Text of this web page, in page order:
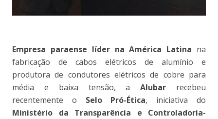
Empresa paraense líder na América Latina na
fabricação de cabos elétricos de alumínio e
produtora de condutores elétricos de cobre para
média e baixa tensão, aAlubar recebeu
recentemente o Selo Pró-Ética, iniciativa do
Ministério da Transparência e Controladoria-